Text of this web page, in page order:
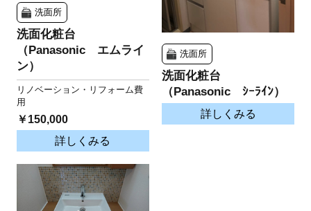
洗面所
洗面化粧台
（Panasonic エムライ
ン）
リノベーション・リフォーム費
用
￥150,000
詳しくみる
洗面所
洗面化粧台
（Panasonic ｼｰﾗｲﾝ）
詳しくみる